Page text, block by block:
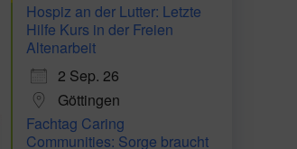
Hospiz an der Lutter: Letzte
Hilfe Kurs in der Freien
Altenarbeit
2 Sep. 26
Göttingen
Fachtag Caring
Communities: Sorge braucht